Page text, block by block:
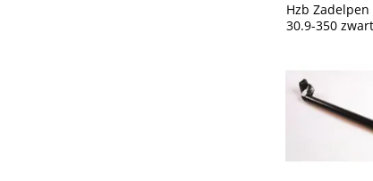
Hzb Zadelpen
30.9-350 zwart